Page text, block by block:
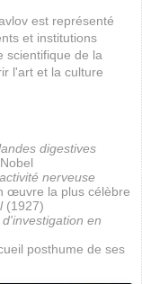
est représenté
et institutions
scientifique de la
l'art et la culture
digestives
nerveuse
œuvre la plus célèbre
(1927)
en
posthume de ses